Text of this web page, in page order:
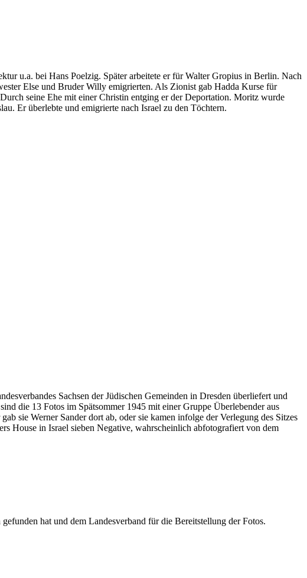
u.a. bei Hans Poelzig. Später arbeitete er für Walter Gropius in Berlin. Nach
Else und Bruder Willy emigrierten. Als Zionist gab Hadda Kurse für
seine Ehe mit einer Christin entging er der Deportation. Moritz wurde
Er überlebte und emigrierte nach Israel zu den Töchtern.
Sachsen der Jüdischen Gemeinden in Dresden überliefert und
die 13 Fotos im Spätsommer 1945 mit einer Gruppe Überlebender aus
sie Werner Sander dort ab, oder sie kamen infolge der Verlegung des Sitzes
House in Israel sieben Negative, wahrscheinlich abfotografiert von dem
hat und dem Landesverband für die Bereitstellung der Fotos.